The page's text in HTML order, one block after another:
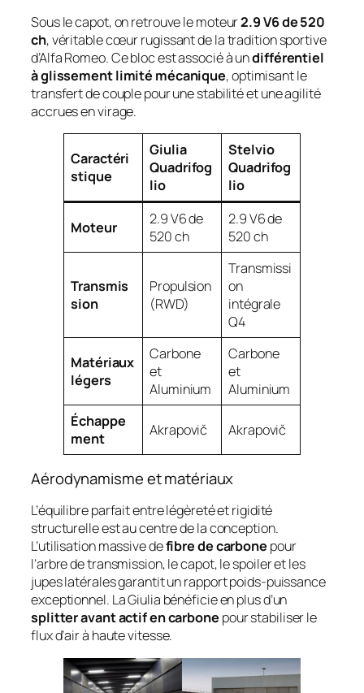
Sous le capot, on retrouve le moteur2.9 V6 de 520
ch, véritable cœur rugissant de la tradition sportive
d’Alfa Romeo. Ce bloc est associé à undifférentiel
à glissement limité mécanique, optimisant le
transfert de couple pour une stabilité et une agilité
accrues en virage.
Caractéri
stique
Giulia
Quadrifog
lio
Stelvio
Quadrifog
lio
Moteur
2.9 V6 de
520 ch
2.9 V6 de
520 ch
Transmis
sion
Propulsion
(RWD)
Transmissi
on
intégrale
Q4
Matériaux
légers
Carbone
et
Aluminium
Carbone
et
Aluminium
Échappe
ment
Akrapovič Akrapovič
Aérodynamisme et matériaux
L’équilibre parfait entre légèreté et rigidité
structurelle est au centre de la conception.
L’utilisation massive defibre de carbone pour
l’arbre de transmission, le capot, le spoiler et les
jupes latérales garantit un rapport poids-puissance
exceptionnel. La Giulia bénéficie en plus d’un
splitter avant actif en carbone pour stabiliser le
flux d’air à haute vitesse.